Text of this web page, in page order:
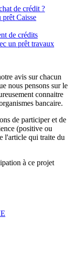
de crédit ?
Caisse
de crédits
un prêt travaux
avis sur chacun
nous pensons sur le
connaitre
bancaire.
de participer et de
(positive ou
l'article qui traite du
à ce projet